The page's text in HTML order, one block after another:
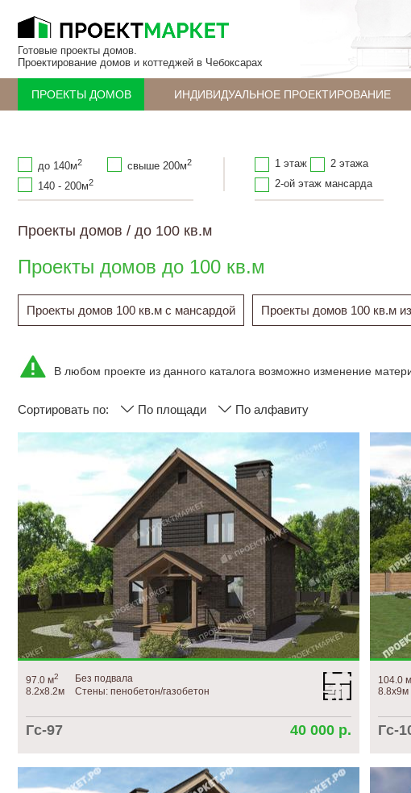
Готовые проекты домов.
Проектирование домов и коттеджей в Чебоксарах
ПРОЕКТЫ ДОМОВ ИНДИВИДУАЛЬНОЕ ПРОЕКТИРОВАНИЕ
до 140м2 свыше 200м2
140 - 200м2
1 этаж
2 этажа
2-ой этаж мансарда
Проекты домов / до 100 кв.м
Проекты домов до 100 кв.м
Проекты домов 100 кв.м с мансардой Проекты домов 100 кв.м
В любом проекте из данного каталога возможно изменение
Сортировать по: По площади По алфавиту
97.0 м2
8.2х8.2м
Без подвала
Стены: пенобетон/газобетон
Гс-97 40 000 р.
104.0 м
8.8х9м
Гс-